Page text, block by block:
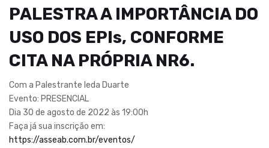
PALESTRA A IMPORTÂNCIA DO
USO DOS EPIs, CONFORME
CITA NA PRÓPRIA NR6.
Com a Palestrante Ieda Duarte
Evento: PRESENCIAL
Dia 30 de agosto de 2022 às 19:00h
Faça já sua inscrição em:
https://asseab.com.br/eventos/